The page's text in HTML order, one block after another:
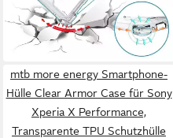
X Compact
6,99 €
in 2-3 Werktagen bei dir
mtb more energy Smartphone-
Hülle Clear Armor Case für Sony
Xperia X Performance,
Transparente TPU Schutzhülle